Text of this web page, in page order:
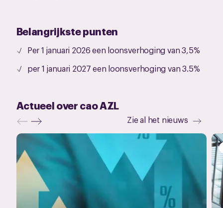
Belangrijkste punten
Per 1 januari 2026 een loonsverhoging van 3,5%
per 1 januari 2027 een loonsverhoging van 3.5%
Actueel over cao AZL
Zie al het nieuws